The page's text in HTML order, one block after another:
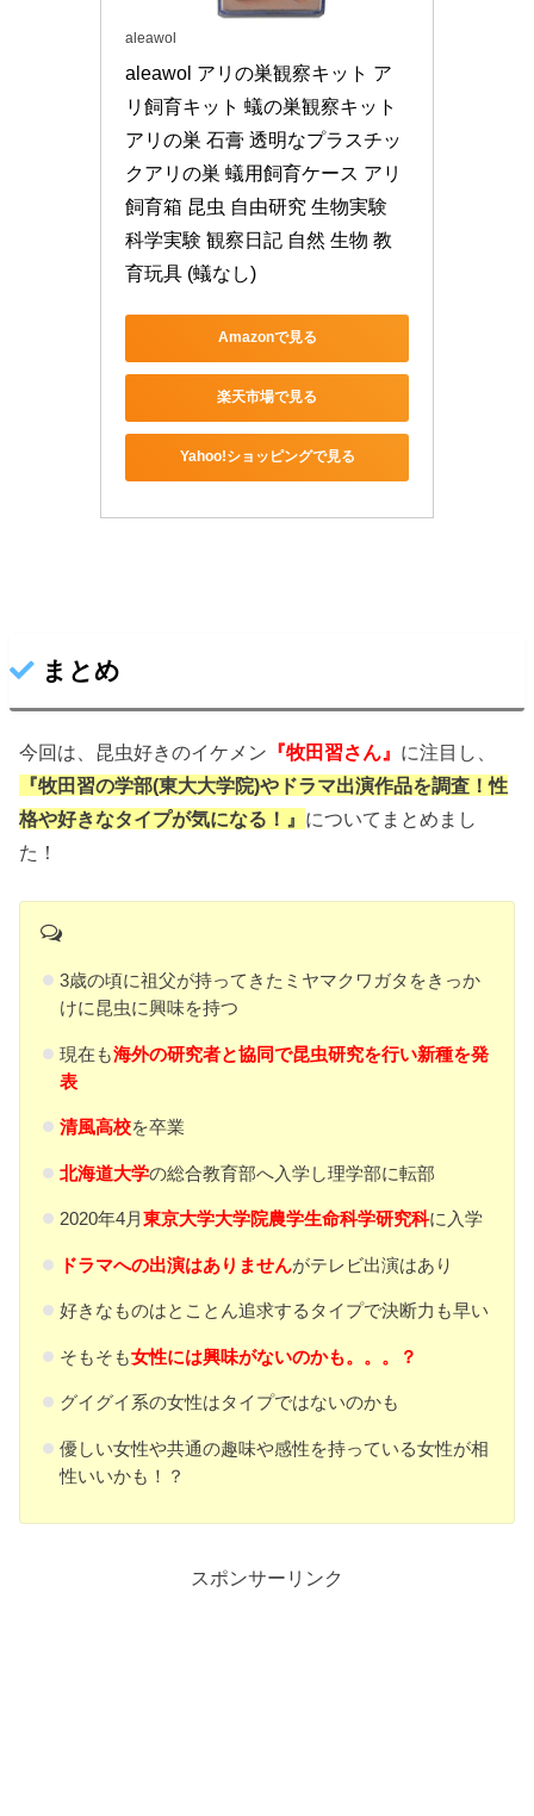
aleawol
aleawol アリの巣観察キット ア
リ飼育キット 蟻の巣観察キット
アリの巣 石膏 透明なプラスチッ
クアリの巣 蟻用飼育ケース アリ
飼育箱 昆虫 自由研究 生物実験
科学実験 観察日記 自然 生物 教
育玩具 (蟻なし)
Amazonで見る
楽天市場で見る
Yahoo!ショッピングで見る
まとめ
今回は、昆虫好きのイケメン 『牧田習さん』 に注目し、
『牧田習の学部(東大大学院)やドラマ出演作品を調査！性
格や好きなタイプが気になる！』 についてまとめまし
た！
3歳の頃に祖父が持ってきたミヤマクワガタをきっか
けに昆虫に興味を持つ
現在も海外の研究者と協同で昆虫研究を行い新種を発
表
清風高校を卒業
北海道大学の総合教育部へ入学し理学部に転部
2020年4月東京大学大学院農学生命科学研究科に入学
ドラマへの出演はありませんがテレビ出演はあり
好きなものはとことん追求するタイプで決断力も早い
そもそも女性には興味がないのかも。。。？
グイグイ系の女性はタイプではないのかも
優しい女性や共通の趣味や感性を持っている女性が相
性いいかも！？
スポンサーリンク